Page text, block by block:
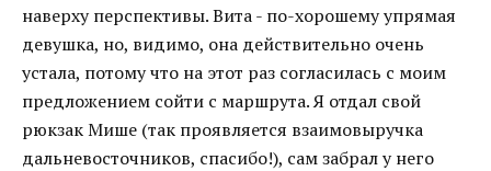
наверху перспективы. Вита - по-хорошему упрямая
девушка, но, видимо, она действительно очень
устала, потому что на этот раз согласилась с моим
предложением сойти с маршрута. Я отдал свой
рюкзак Мише (так проявляется взаимовыручка
дальневосточников, спасибо!), сам забрал у него